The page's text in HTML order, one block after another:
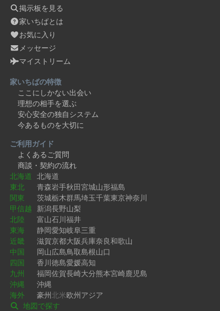
掲示板を見る
家いちばとは
お気に入り
メッセージ
マイストリーム
家いちばの特徴
ここにしかない出会い
理想の相手を選ぶ
安心安全の独自システム
今あるものを大切に
ご利用ガイド
よくあるご質問
商談・契約の流れ
北海道 北海道
東北
青森岩手秋田宮城山形福島
関東
茨城栃木群馬埼玉千葉東京神奈川
甲信越 新潟長野山梨
北陸
富山石川福井
東海
静岡愛知岐阜三重
近畿
滋賀京都大阪兵庫奈良和歌山
中国
岡山広島鳥取島根山口
四国
香川徳島愛媛高知
九州
福岡佐賀長崎大分熊本宮崎鹿児島
沖縄
沖縄
海外
豪州北米欧州アジア
地図で探す